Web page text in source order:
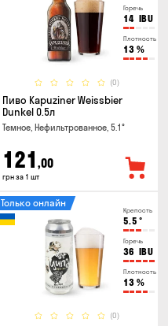
Горечь
14 IBU
Плотность
13 %
(0)
Пиво Kapuziner Weissbier
Dunkel 0.5л
Темное, Нефильтрованное, 5.1°
121 ,00
грн за 1 шт
Крепость
5.5 °
Горечь
36 IBU
Плотность
13 %
(0)
Только онлайн